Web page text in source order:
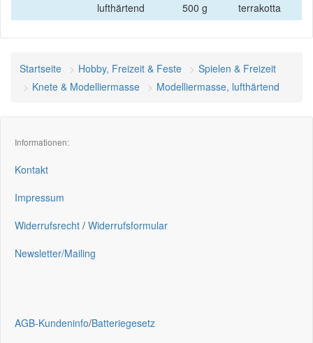
lufthärtend
500 g terrakotta
Startseite Hobby, Freizeit & Feste
Spielen & Freizeit
Knete & Modelliermasse
Modelliermasse, lufthärtend
Informationen:
Kontakt
Impressum
Widerrufsrecht / Widerrufsformular
Newsletter/Mailing
AGB-Kundeninfo/Batteriegesetz